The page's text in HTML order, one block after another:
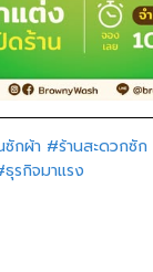
ซักผ้า #ร้านสะดวกซัก
รกิจมาแรง